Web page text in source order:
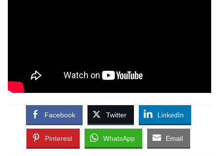
Facebook Twitter LinkedIn
Pinterest WhatsApp Email